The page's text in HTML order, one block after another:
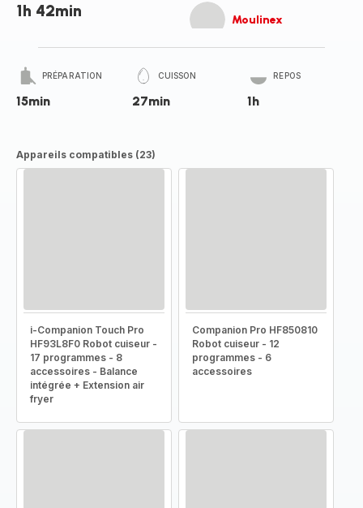
1h 42min Moulinex
PRÉPARATION
15min
CUISSON
27min
REPOS
1h
Appareils compatibles (23)
i-Companion Touch Pro
HF93L8F0 Robot cuiseur -
17 programmes - 8
accessoires - Balance
intégrée + Extension air
fryer
Companion Pro HF850810
Robot cuiseur - 12
programmes - 6
accessoires